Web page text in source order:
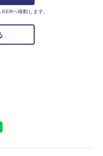
へ移動します。